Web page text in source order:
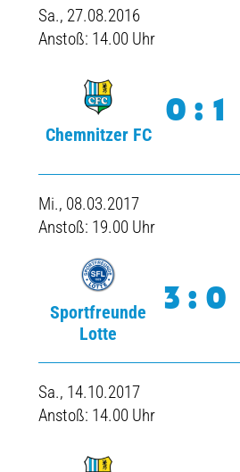
Sa., 27.08.2016
Anstoß: 14.00 Uhr
Chemnitzer FC
0:1
Mi., 08.03.2017
Anstoß: 19.00 Uhr
Sportfreunde
Lotte
3:0
Sa., 14.10.2017
Anstoß: 14.00 Uhr